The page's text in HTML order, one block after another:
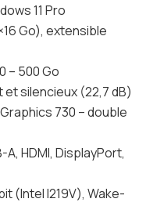
11 Pro
Go), extensible
– 500 Go
silencieux (22,7 dB)
730 – double
A, HDMI, DisplayPort,
(Intel I219V), Wake-